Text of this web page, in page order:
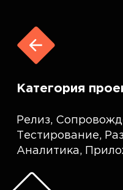
Категория
Релиз,
Тестирование,
Аналитика,